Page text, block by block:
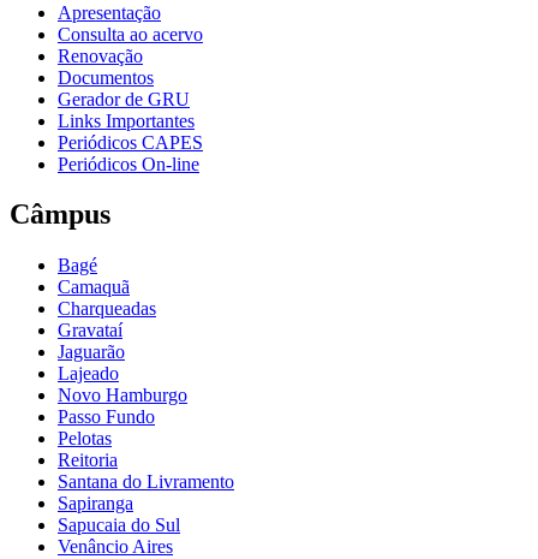
Apresentação
Consulta ao acervo
Renovação
Documentos
Gerador de GRU
Links Importantes
Periódicos CAPES
Periódicos On-line
Câmpus
Bagé
Camaquã
Charqueadas
Gravataí
Jaguarão
Lajeado
Novo Hamburgo
Passo Fundo
Pelotas
Reitoria
Santana do Livramento
Sapiranga
Sapucaia do Sul
Venâncio Aires